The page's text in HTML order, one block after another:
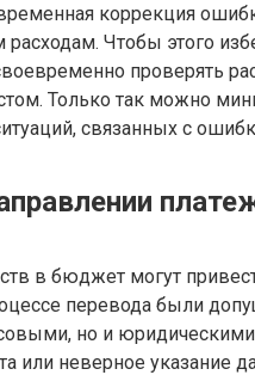
коррекция
Чтобы этого
проверять
Только так можно
связанных с
в бюджет могут
перевода были
но и
или неверное указание